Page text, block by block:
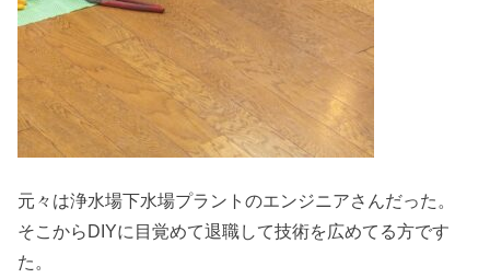
元々は浄水場下水場プラントのエンジニアさんだった。
そこからDIYに目覚めて退職して技術を広めてる方です
た。